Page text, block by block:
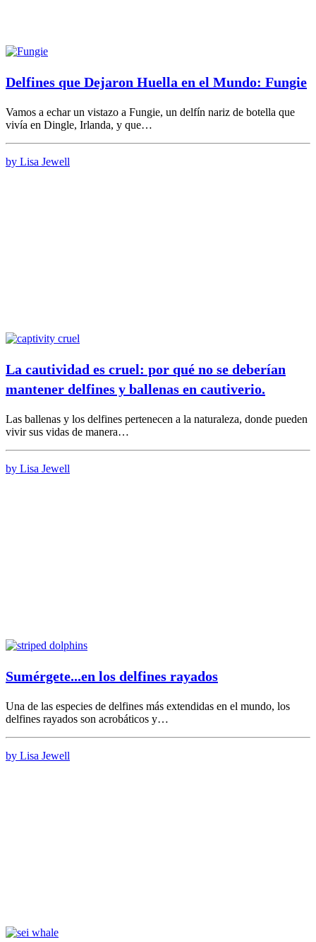
Delfines que Dejaron Huella en el Mundo: Fungie
Vamos a echar un vistazo a Fungie, un delfín nariz de botella que
vivía en Dingle, Irlanda, y que…
by Lisa Jewell
La cautividad es cruel: por qué no se deberían
mantener delfines y ballenas en cautiverio.
Las ballenas y los delfines pertenecen a la naturaleza, donde pueden
vivir sus vidas de manera…
by Lisa Jewell
Sumérgete...en los delfines rayados
Una de las especies de delfines más extendidas en el mundo, los
delfines rayados son acrobáticos y…
by Lisa Jewell